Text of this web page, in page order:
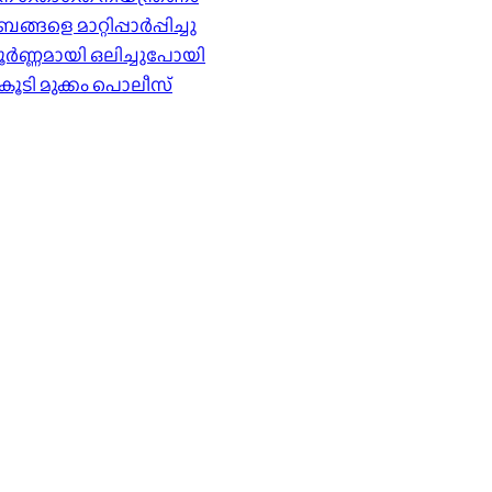
മാറ്റിപ്പാർപ്പിച്ചു
ഒലിച്ചുപോയി
മുക്കം പൊലീസ്